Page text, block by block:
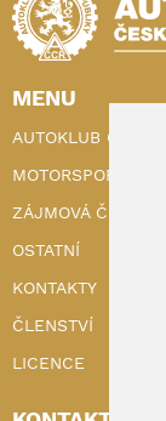
MENU
AUTOKLUB ČR
MOTORSPORT
ZÁJMOVÁ ČINNOST
OSTATNÍ
KONTAKTY
ČLENSTVÍ
LICENCE